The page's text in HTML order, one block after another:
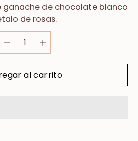
ganache de chocolate blanco
de rosas.
al carrito